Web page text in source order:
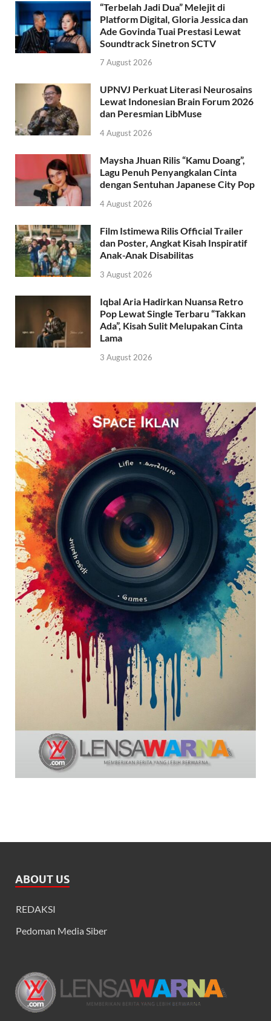
“Terbelah Jadi Dua” Melejit di
Platform Digital, Gloria Jessica dan
Ade Govinda Tuai Prestasi Lewat
Soundtrack Sinetron SCTV
7 August 2026
UPNVJ Perkuat Literasi Neurosains
Lewat Indonesian Brain Forum 2026
dan Peresmian LibMuse
4 August 2026
Maysha Jhuan Rilis “Kamu Doang”,
Lagu Penuh Penyangkalan Cinta
dengan Sentuhan Japanese City Pop
4 August 2026
Film Istimewa Rilis Official Trailer
dan Poster, Angkat Kisah Inspiratif
Anak-Anak Disabilitas
3 August 2026
Iqbal Aria Hadirkan Nuansa Retro
Pop Lewat Single Terbaru “Takkan
Ada”, Kisah Sulit Melupakan Cinta
Lama
3 August 2026
ABOUT US
REDAKSI
Pedoman Media Siber